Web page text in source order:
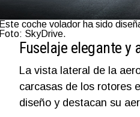
Este coche volador ha sido
Foto: SkyDrive.
Fuselaje elegante y
La vista lateral de la
carcasas de los rotores
diseño y destacan su